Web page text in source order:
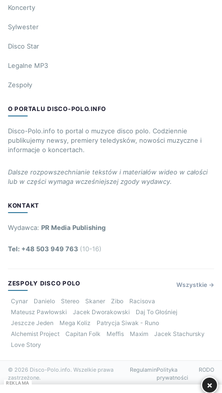
Koncerty
Sylwester
Disco Star
Legalne MP3
Zespoły
O PORTALU DISCO-POLO.INFO
Disco-Polo.info to portal o muzyce disco polo. Codziennie
publikujemy newsy, premiery teledysków, nowości muzyczne i
informacje o koncertach.
Dalsze rozpowszechnianie tekstów i materiałów wideo w całości
lub w części wymaga wcześniejszej zgody wydawcy.
KONTAKT
Wydawca: PR Media Publishing
Tel: +48 503 949 763 (10-16)
ZESPOŁY DISCO POLO Wszystkie →
Cynar Danielo Stereo Skaner Zibo
Racisova
Mateusz Pawłowski
Jacek Dworakowski
Daj To Głośniej
Jeszcze Jeden
Mega Koliz
Patrycja Siwak - Runo
Alchemist Project
Capitan Folk Meffis Maxim
Jacek Stachursky
Love Story
© 2026 Disco-Polo.info. Wszelkie prawa
zastrzeżone.
RegulaminPolityka
prywatności
RODO
REKLAMA ×